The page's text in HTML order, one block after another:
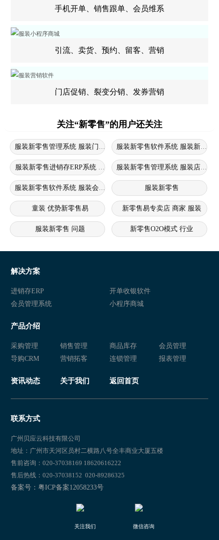
手机开单、销售跟单、会员维系
引流、卖货、预约、留客、营销
门店促销、裂变分销、发券营销
关注“新零售”的用户还关注
服装新零售管理系统 服装门店进销存软件 服装新零售系统
服装新零售进销存ERP系统 服装新零售系统 服装进销存erp系统
服装新零售管理系统 服装店新零
服装新零售软件系统 服装会员管理系统 服装新零售软件
服装新零售
童装 优势新零售易 新零售易专卖店 商家 服装
服装新零售 问题 新零售O2O模式 行业
新零售crm痛点 服装 问题 新零售
新零售商城 行业
新零售 衣盈易 衣盈易 新零售
新零售 衣盈易
新零售 新零售易
新零售 新零售易
新零售 新零售易 新零售易
新零售 新零售易
解决方案
进销存ERP
开单收银软件
会员管理系统
小程序商城
产品介绍
采购管理 销售管理 商品库存
会员管理
导购CRM
营销拓客 连锁管理 报表管理
资讯动态 关于我们 返回首页
联系方式
广州贝应云科技有限公司
地址：广州市天河区员村二横路八号全丰商业大厦五楼
售前咨询：020-37038169 18620616222
售后热线：020-37038152 020-89286325
备案号：粤ICP备案12058233号
关注我们 微信咨询